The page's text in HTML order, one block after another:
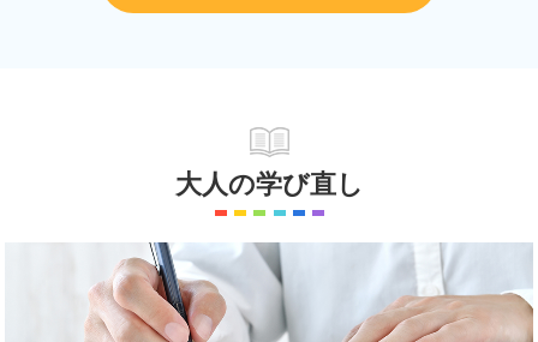
大人の学び直し